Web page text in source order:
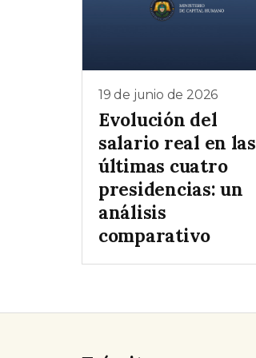
19 de junio de 2026
Evolución del
salario real en las
últimas cuatro
presidencias: un
análisis
comparativo